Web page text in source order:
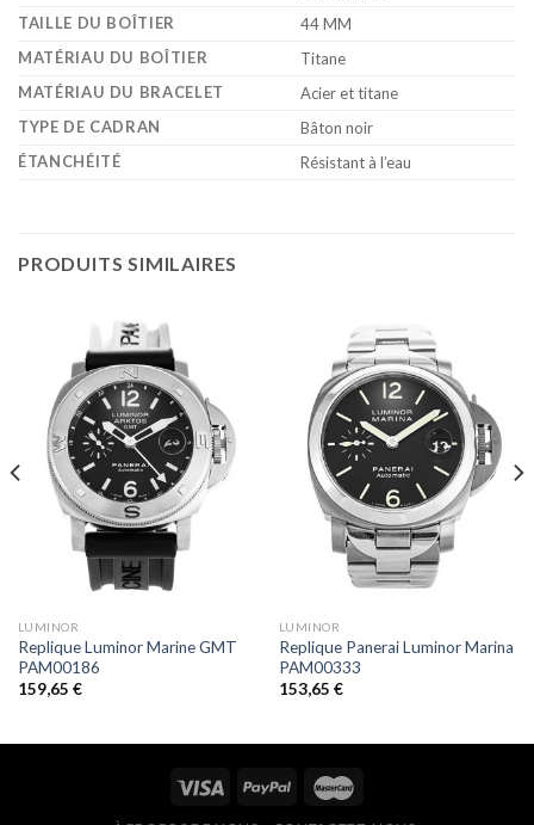
TAILLE DU BOÎTIER
44 MM
MATÉRIAU DU BOÎTIER
Titane
MATÉRIAU DU BRACELET
Acier et titane
TYPE DE CADRAN
Bâton noir
ÉTANCHÉITÉ
Résistant à l’eau
PRODUITS SIMILAIRES
LUMINOR
Replique Luminor Marine GMT
PAM00186
159,65 €
LUMINOR
Replique Panerai Luminor Marina
PAM00333
153,65 €